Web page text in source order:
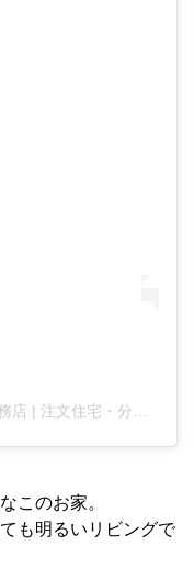
このお家。
も明るいリビングで